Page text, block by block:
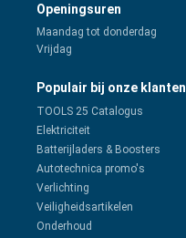
Openingsuren
Maandag tot donderdag
Vrijdag
Populair bij onze klanten
TOOLS 25 Catalogus
Elektriciteit
Batterijladers & Boosters
Autotechnica promo's
Verlichting
Veiligheidsartikelen
Onderhoud